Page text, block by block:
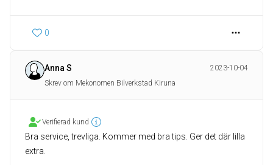
0
Anna S
2023-10-04
Skrev om Mekonomen Bilverkstad Kiruna
Verifierad kund
Bra service, trevliga. Kommer med bra tips. Ger det där lilla
extra.